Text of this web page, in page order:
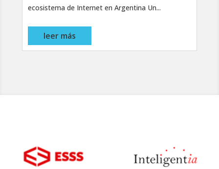
ecosistema de Internet en Argentina Un...
leer más